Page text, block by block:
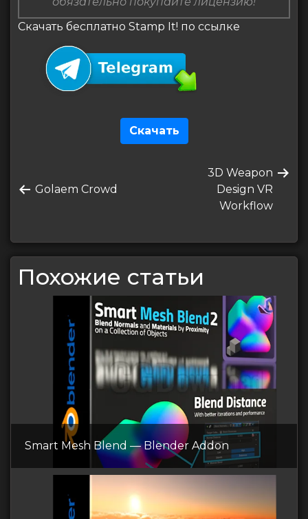
Скачать бесплатно Stamp It! по ссылке
Скачать
поПредыдущая
Golaem Crowd
Следующая
запись
3D Weapon
Design VR
Workflow
Похожие статьи
Smart Mesh Blend — Blender Addon